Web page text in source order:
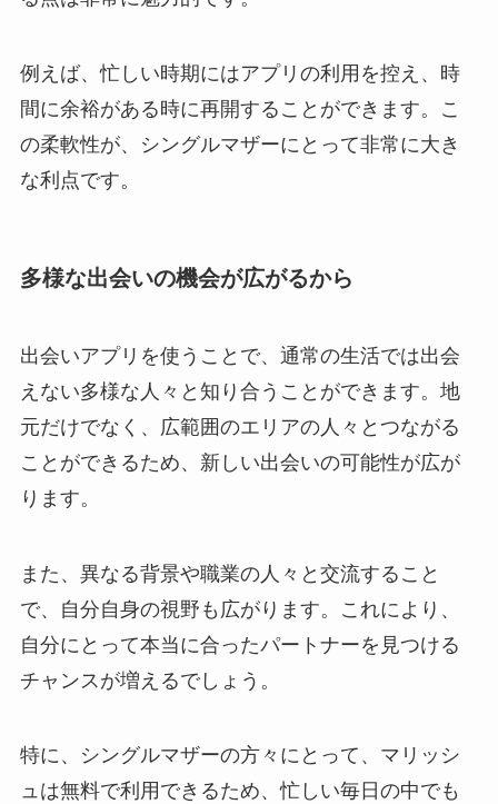
例えば、忙しい時期にはアプリの利用を控え、時
間に余裕がある時に再開することができます。こ
の柔軟性が、シングルマザーにとって非常に大き
な利点です。
多様な出会いの機会が広がるから
出会いアプリを使うことで、通常の生活では出会
えない多様な人々と知り合うことができます。地
元だけでなく、広範囲のエリアの人々とつながる
ことができるため、新しい出会いの可能性が広が
ります。
また、異なる背景や職業の人々と交流すること
で、自分自身の視野も広がります。これにより、
自分にとって本当に合ったパートナーを見つける
チャンスが増えるでしょう。
特に、シングルマザーの方々にとって、マリッシ
ュは無料で利用できるため、忙しい毎日の中でも